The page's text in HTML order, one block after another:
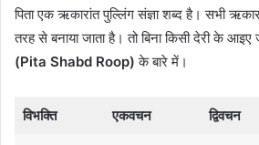
पिता एक ऋकारांत पुल्लिंग संज्ञा शब्द है। सभी
तरह से बनाया जाता है। तो बिना किसी देरी के आइए
(Pita Shabd Roop) के बारे में।
विभक्ति एकवचन द्विवचन